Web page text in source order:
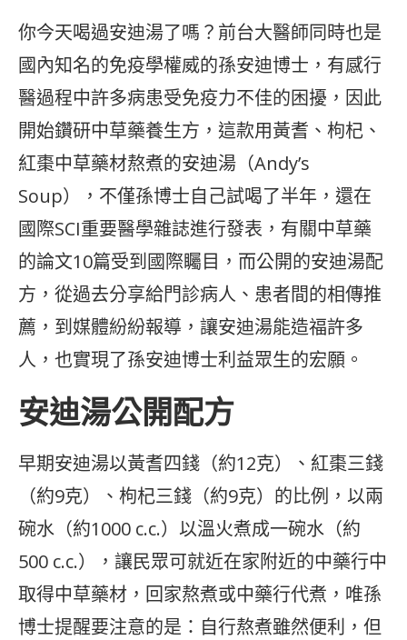
你今天喝過安迪湯了嗎？前台大醫師同時也是
國內知名的免疫學權威的孫安迪博士，有感行
醫過程中許多病患受免疫力不佳的困擾，因此
開始鑽研中草藥養生方，這款用黃耆、枸杞、
紅棗中草藥材熬煮的安迪湯（Andy’s
Soup），不僅孫博士自己試喝了半年，還在
國際SCI重要醫學雜誌進行發表，有關中草藥
的論文10篇受到國際矚目，而公開的安迪湯配
方，從過去分享給門診病人、患者間的相傳推
薦，到媒體紛紛報導，讓安迪湯能造福許多
人，也實現了孫安迪博士利益眾生的宏願。
安迪湯公開配方
早期安迪湯以黃耆四錢（約12克）、紅棗三錢
（約9克）、枸杞三錢（約9克）的比例，以兩
碗水（約1000 c.c.）以溫火煮成一碗水（約
500 c.c.），讓民眾可就近在家附近的中藥行中
取得中草藥材，回家熬煮或中藥行代煮，唯孫
博士提醒要注意的是：自行熬煮雖然便利，但